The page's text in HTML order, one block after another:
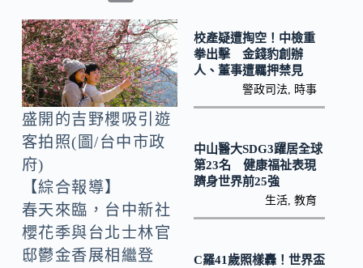
b
o
o
k
o
p
y
Li
n
k
盛開的吉野櫻吸引遊
客拍照(圖/台中市政
府)
【綜合報導】
春天來臨，台中新社
櫻花季與台北士林官
邸鬱金香展相繼登
校產疑遭掏空！中檢重
拳出擊 金錢豹創辦
人、董事遭羈押禁見
警政司法 時事
中山醫大SDG3躍居全球
第23名 健康福祉表現
躋身世界前25強
生活 ,教育
C羅41歲照樣轟！世界盃